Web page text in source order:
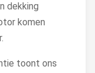
dekking
komen
toont ons